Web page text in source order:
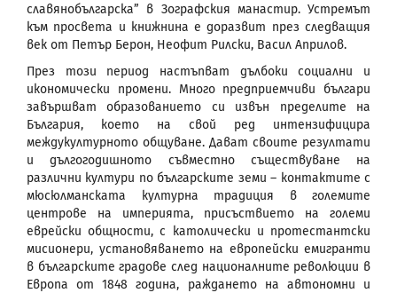
славянобългарска” в Зографския манастир. Устремът
към просвета и книжнина е доразвит през следващия
век от Петър Берон, Неофит Рилски, Васил Априлов.
През този период настъпват дълбоки социални и
икономически прoмени. Много предприемчиви българи
завършват образованието си извън пределите на
България, което на свой ред интензифицира
междукултурното общуване. Дават своите резултати
и дългогодишното съвместно съществуване на
различни култури по българските земи – контактите с
мюсюлманската културна традиция в големите
центрове на империята, присъствието на големи
еврейски общности, с католически и протестантски
мисионери, установяването на европейски емигранти
в българските градове след националните революции в
Европа от 1848 година, раждането на автономни и